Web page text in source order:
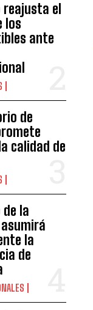
reajusta el
los
ante
de
calidad de
de la
la
de